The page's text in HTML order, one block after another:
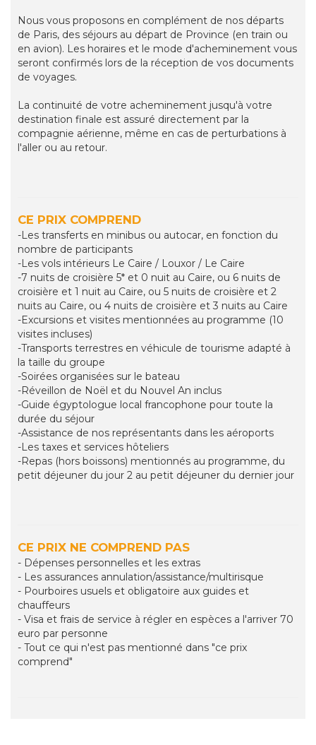
Nous vous proposons en complément de nos départs
de Paris, des séjours au départ de Province (en train ou
en avion). Les horaires et le mode d'acheminement vous
seront confirmés lors de la réception de vos documents
de voyages.
La continuité de votre acheminement jusqu'à votre
destination finale est assuré directement par la
compagnie aérienne, même en cas de perturbations à
l'aller ou au retour.
CE PRIX COMPREND
-Les transferts en minibus ou autocar, en fonction du
nombre de participants
-Les vols intérieurs Le Caire / Louxor / Le Caire
-7 nuits de croisière 5* et 0 nuit au Caire, ou 6 nuits de
croisière et 1 nuit au Caire, ou 5 nuits de croisière et 2
nuits au Caire, ou 4 nuits de croisière et 3 nuits au Caire
-Excursions et visites mentionnées au programme (10
visites incluses)
-Transports terrestres en véhicule de tourisme adapté à
la taille du groupe
-Soirées organisées sur le bateau
-Réveillon de Noël et du Nouvel An inclus
-Guide égyptologue local francophone pour toute la
durée du séjour
-Assistance de nos représentants dans les aéroports
-Les taxes et services hôteliers
-Repas (hors boissons) mentionnés au programme, du
petit déjeuner du jour 2 au petit déjeuner du dernier jour
CE PRIX NE COMPREND PAS
- Dépenses personnelles et les extras
- Les assurances annulation/assistance/multirisque
- Pourboires usuels et obligatoire aux guides et
chauffeurs
- Visa et frais de service à régler en espèces a l'arriver 70
euro par personne
- Tout ce qui n'est pas mentionné dans "ce prix
comprend"